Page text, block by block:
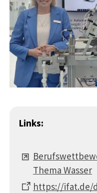
Links:
Thema Wasser
https://ifat.de/